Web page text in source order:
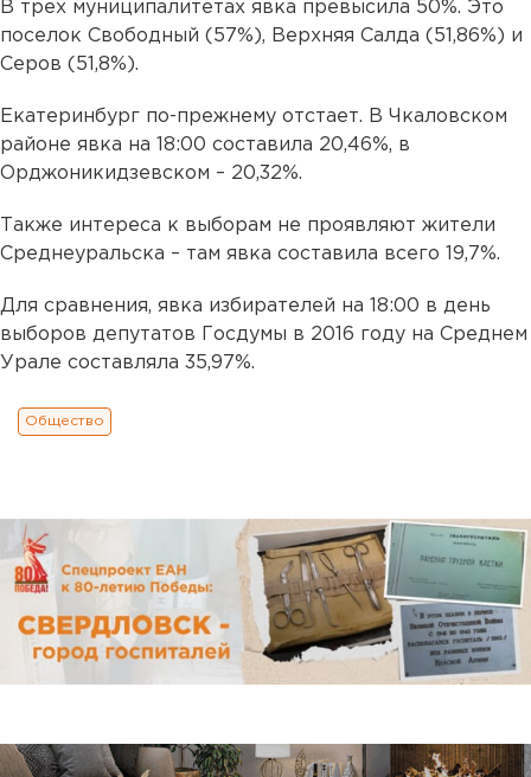
В трех муниципалитетах явка превысила 50%. Это
поселок Свободный (57%), Верхняя Салда (51,86%) и
Серов (51,8%).
Екатеринбург по-прежнему отстает. В Чкаловском
районе явка на 18:00 составила 20,46%, в
Орджоникидзевском – 20,32%.
Также интереса к выборам не проявляют жители
Среднеуральска – там явка составила всего 19,7%.
Для сравнения, явка избирателей на 18:00 в день
выборов депутатов Госдумы в 2016 году на Среднем
Урале составляла 35,97%.
Общество